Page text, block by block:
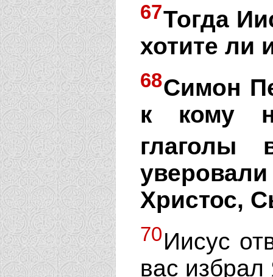
67Тогда
хотите ли
68Симон
к кому
глаголы
Христос,
70Иисус
вас